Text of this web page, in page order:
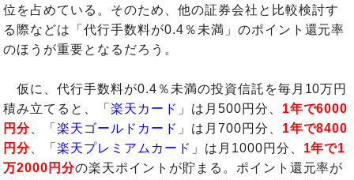
位を占めている。そのため、他の証券会社と比較検討す
る際などは「代行手数料が0.4％未満」のポイント還元率
のほうが重要となるだろう。
仮に、代行手数料が0.4％未満の投資信託を毎月10万円
積み立てると、「楽天カード 」は月500円分、 1年で6000
円分 、「楽天ゴールドカード 」は月700円分、 1年で8400
円分 、「楽天プレミアムカード 」は月1000円分、 1年で1
万2000円分の楽天ポイントが貯まる。ポイント還元率が